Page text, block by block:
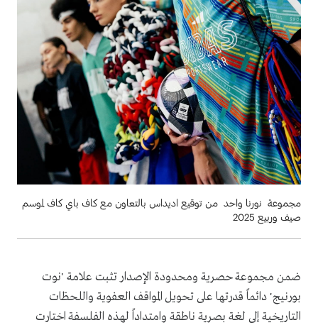
مجموعة نورنا واحد من توقيع اديداس بالتعاون مع كاف باي كاف لموسم
صيف وربيع 2025
ضمن مجموعة حصرية ومحدودة الإصدار تثبت علامة 'نوت
بورنيج' دائماً قدرتها على تحويل المواقف العفوية واللحظات
التاريخية إلى لغة بصرية ناطقة وامتداداً لهذه الفلسفة اختارت